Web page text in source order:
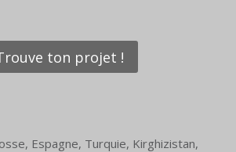
ton projet !
Espagne, Turquie, Kirghizistan,